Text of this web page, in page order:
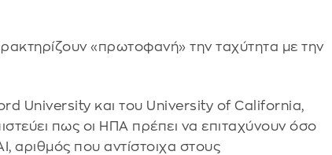
«πρωτοφανή» την ταχύτητα με την
University και του University of California,
πως οι ΗΠΑ πρέπει να επιταχύνουν όσο
αριθμός που αντίστοιχα στους